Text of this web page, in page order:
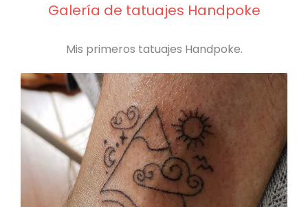
Galería de tatuajes Handpoke
Mis primeros tatuajes Handpoke.